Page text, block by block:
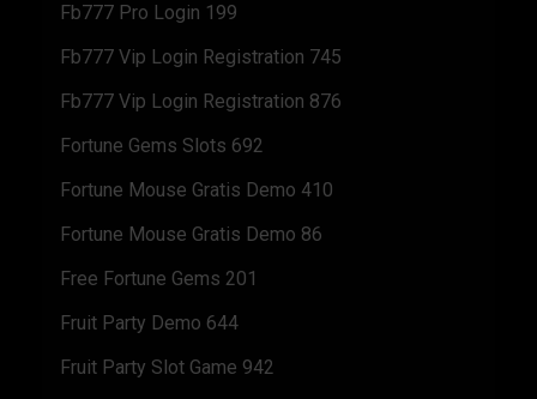
Fb777 Pro Login 199
Fb777 Vip Login Registration 745
Fb777 Vip Login Registration 876
Fortune Gems Slots 692
Fortune Mouse Gratis Demo 410
Fortune Mouse Gratis Demo 86
Free Fortune Gems 201
Fruit Party Demo 644
Fruit Party Slot Game 942